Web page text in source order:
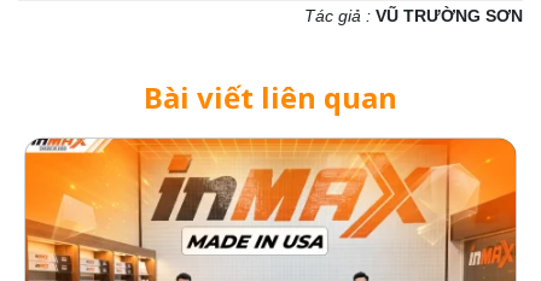
Tác giả : VŨ TRƯỜNG SƠN
Bài viết liên quan